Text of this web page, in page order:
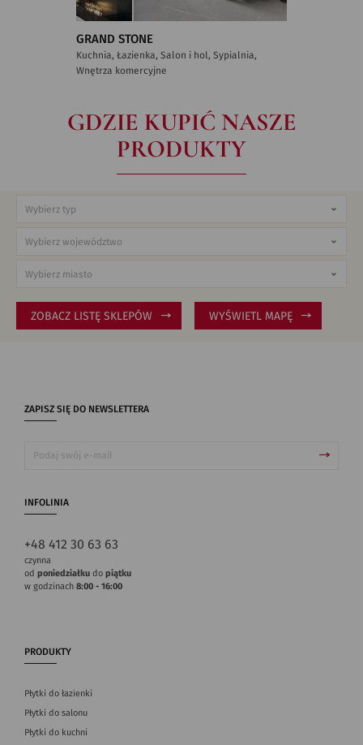
GRAND STONE
Kuchnia, Łazienka, Salon i hol, Sypialnia,
Wnętrza komercyjne
GDZIE KUPIĆ NASZE
PRODUKTY
ZOBACZ LISTĘ SKLEPÓW WYŚWIETL MAPĘ
ZAPISZ SIĘ DO NEWSLETTERA
INFOLINIA
+48 412 30 63 63
czynna
od poniedziałku do piątku
w godzinach 8:00 - 16:00
PRODUKTY
Płytki do łazienki
Płytki do salonu
Płytki do kuchni